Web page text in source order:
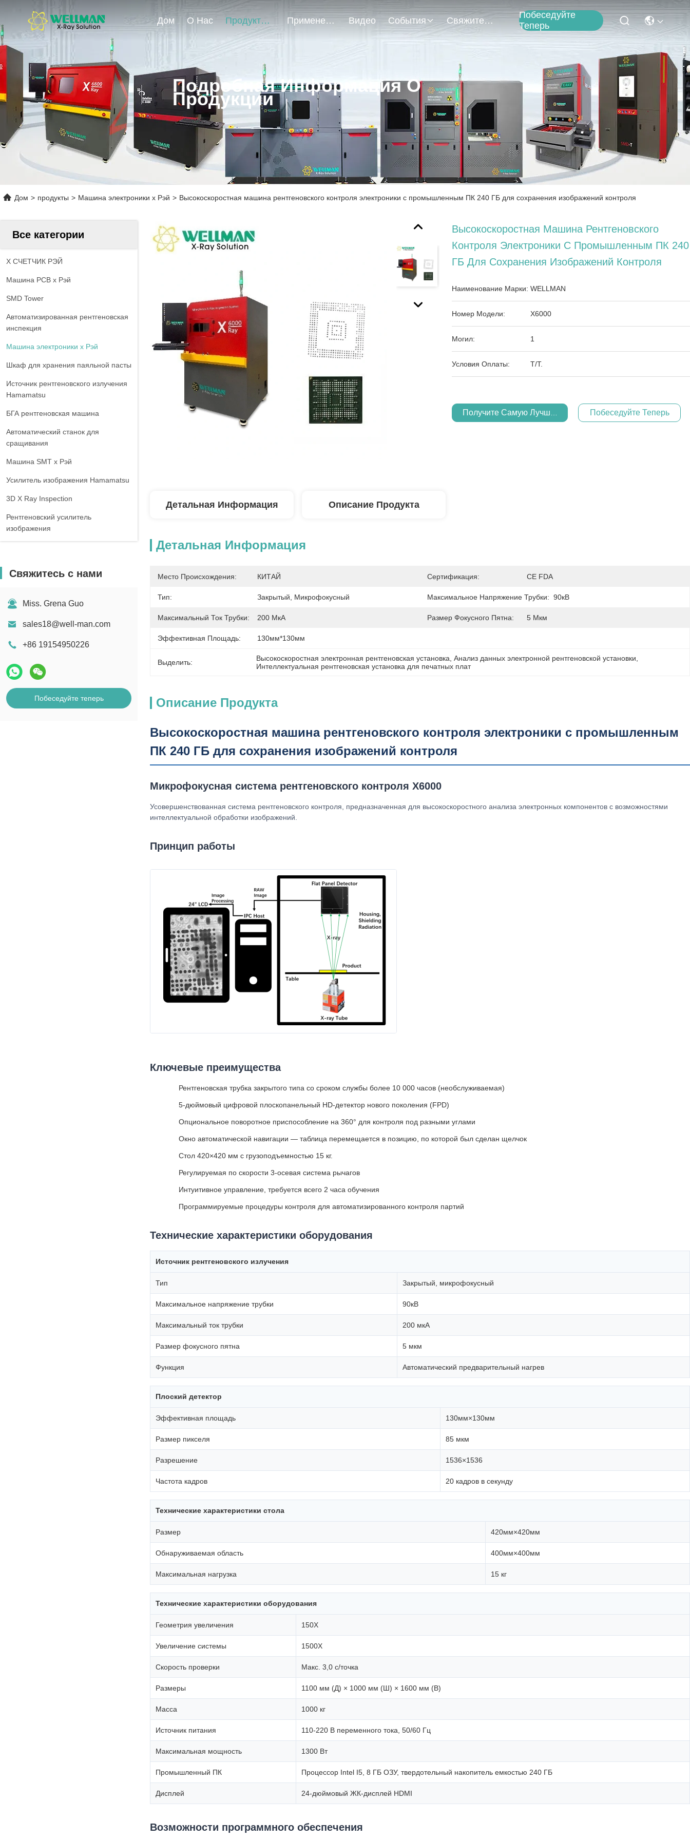
Дом О Нас Продукты Применение Видео События Свяжитесь С Нами
Побеседуйте
Теперь
Подробная Информация О
Продукции
Дом > продукты > Машина электроники x Рэй > Высокоскоростная машина рентгеновского контроля электроники с промышленным ПК 240 ГБ для сохранения изображений контроля
Все категории
X СЧЕТЧИК РЭЙ
Машина PCB x Рэй
SMD Tower
Автоматизированная рентгеновская
инспекция
Машина электроники x Рэй
Шкаф для хранения паяльной пасты
Источник рентгеновского излучения
Hamamatsu
БГА рентгеновская машина
Автоматический станок для
сращивания
Машина SMT x Рэй
Усилитель изображения Hamamatsu
3D X Ray Inspection
Рентгеновский усилитель
изображения
Свяжитесь с нами
Miss. Grena Guo
sales18@well-man.com
+86 19154950226
Побеседуйте теперь
Высокоскоростная Машина Рентгеновского
Контроля Электроники С Промышленным ПК 240
ГБ Для Сохранения Изображений Контроля
Наименование Марки: WELLMAN
Номер Модели: X6000
Могил: 1
Условия Оплаты: T/T.
Получите Самую Лучшую Цену Побеседуйте Теперь
Детальная Информация Описание Продукта
Детальная Информация
Место Происхождения: КИТАЙ Сертификация: CE FDA
Тип: Закрытый, Микрофокусный Максимальное Напряжение Трубки: 90кВ
Максимальный Ток Трубки: 200 МкА Размер Фокусного Пятна: 5 Мкм
Эффективная Площадь: 130мм*130мм
Выделить: Высокоскоростная электронная рентгеновская установка Анализ данных электронной рентгеновской установки
Интеллектуальная рентгеновская установка для печатных плат
Описание Продукта
Высокоскоростная машина рентгеновского контроля электроники с промышленным
ПК 240 ГБ для сохранения изображений контроля
Микрофокусная система рентгеновского контроля X6000
Усовершенствованная система рентгеновского контроля, предназначенная для высокоскоростного анализа электронных компонентов с возможностями
интеллектуальной обработки изображений.
Принцип работы
Ключевые преимущества
Рентгеновская трубка закрытого типа со сроком службы более 10 000 часов (необслуживаемая)
5-дюймовый цифровой плоскопанельный HD-детектор нового поколения (FPD)
Опциональное поворотное приспособление на 360° для контроля под разными углами
Окно автоматической навигации — таблица перемещается в позицию, по которой был сделан щелчок
Стол 420×420 мм с грузоподъемностью 15 кг.
Регулируемая по скорости 3-осевая система рычагов
Интуитивное управление, требуется всего 2 часа обучения
Программируемые процедуры контроля для автоматизированного контроля партий
Технические характеристики оборудования
Источник рентгеновского излучения
Тип Закрытый, микрофокусный
Максимальное напряжение трубки 90кВ
Максимальный ток трубки 200 мкА
Размер фокусного пятна 5 мкм
Функция Автоматический предварительный нагрев
Плоский детектор
Эффективная площадь 130мм×130мм
Размер пикселя 85 мкм
Разрешение 1536×1536
Частота кадров 20 кадров в секунду
Технические характеристики стола
Размер 420мм×420мм
Обнаруживаемая область 400мм×400мм
Максимальная нагрузка 15 кг
Технические характеристики оборудования
Геометрия увеличения 150X
Увеличение системы 1500X
Скорость проверки Макс. 3,0 с/точка
Размеры 1100 мм (Д) × 1000 мм (Ш) × 1600 мм (В)
Масса 1000 кг
Источник питания 110-220 В переменного тока, 50/60 Гц
Максимальная мощность 1300 Вт
Промышленный ПК Процессор Intel I5, 8 ГБ ОЗУ, твердотельный накопитель емкостью 240 ГБ
Дисплей 24-дюймовый ЖК-дисплей HDMI
Возможности программного обеспечения